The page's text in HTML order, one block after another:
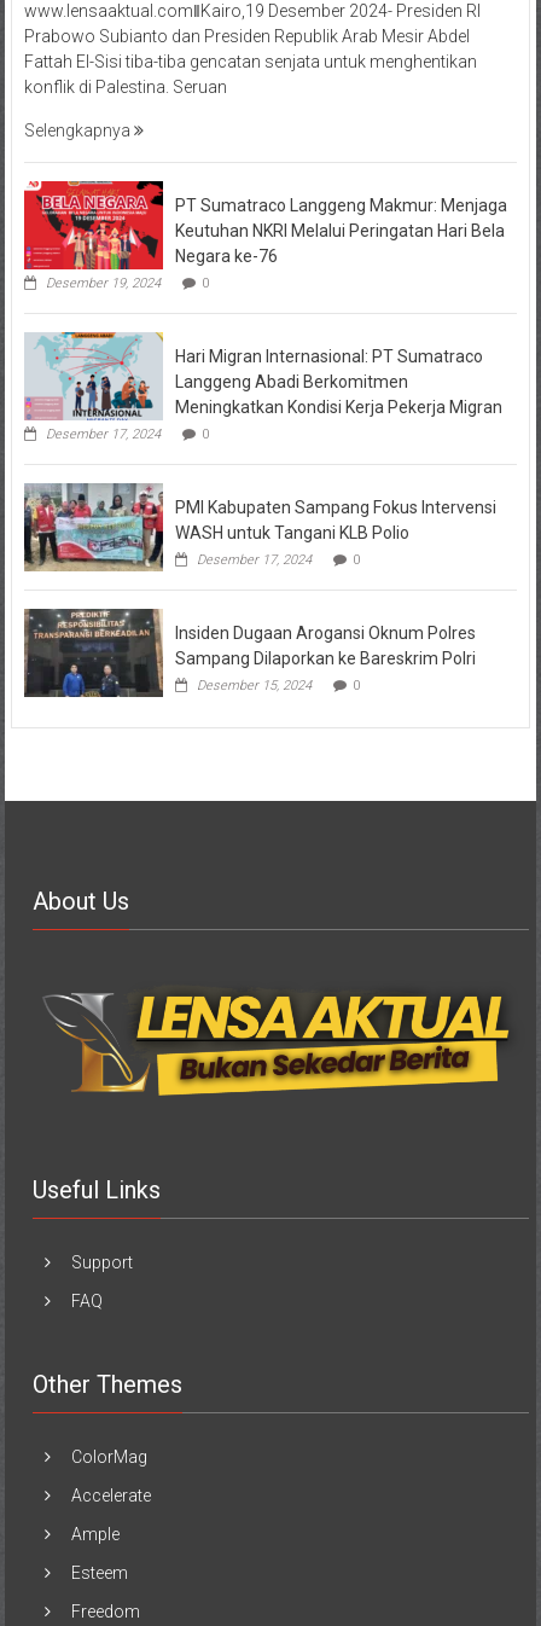
www.lensaaktual.comǁKairo,19 Desember 2024- Presiden RI
Prabowo Subianto dan Presiden Republik Arab Mesir Abdel
Fattah El-Sisi tiba-tiba gencatan senjata untuk menghentikan
konflik di Palestina. Seruan
Selengkapnya
PT Sumatraco Langgeng Makmur: Menjaga
Keutuhan NKRI Melalui Peringatan Hari Bela
Negara ke-76
Desember 19, 2024 0
Hari Migran Internasional: PT Sumatraco
Langgeng Abadi Berkomitmen
Meningkatkan Kondisi Kerja Pekerja Migran
Desember 17, 2024 0
PMI Kabupaten Sampang Fokus Intervensi
WASH untuk Tangani KLB Polio
Desember 17, 2024 0
Insiden Dugaan Arogansi Oknum Polres
Sampang Dilaporkan ke Bareskrim Polri
Desember 15, 2024 0
About Us
Useful Links
Support
FAQ
Other Themes
ColorMag
Accelerate
Ample
Esteem
Freedom